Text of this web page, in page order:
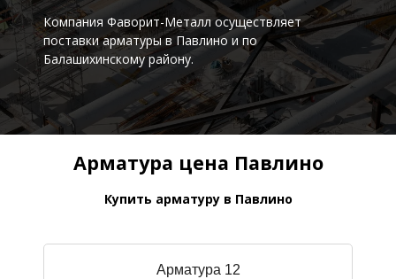
Компания Фаворит-Металл осуществляет
поставкиарматуры в Павлино и по
Балашихинскому району.
Арматура цена Павлино
Купить арматуру в Павлино
Арматура 12